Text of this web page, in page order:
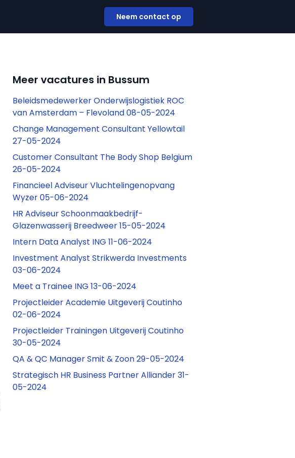
Neem contact op
Meer vacatures in Bussum
Beleidsmedewerker Onderwijslogistiek ROC
van Amsterdam – Flevoland 08-05-2024
Change Management Consultant Yellowtail
27-05-2024
Customer Consultant The Body Shop Belgium
26-05-2024
Financieel Adviseur Vluchtelingenopvang
Wyzer 05-06-2024
HR Adviseur Schoonmaakbedrijf-
Glazenwasserij Breedweer 15-05-2024
Intern Data Analyst ING 11-06-2024
Investment Analyst Strikwerda Investments
03-06-2024
Meet a Trainee ING 13-06-2024
Projectleider Academie Uitgeverij Coutinho
02-06-2024
Projectleider Trainingen Uitgeverij Coutinho
30-05-2024
QA & QC Manager Smit & Zoon 29-05-2024
Strategisch HR Business Partner Alliander 31-
05-2024